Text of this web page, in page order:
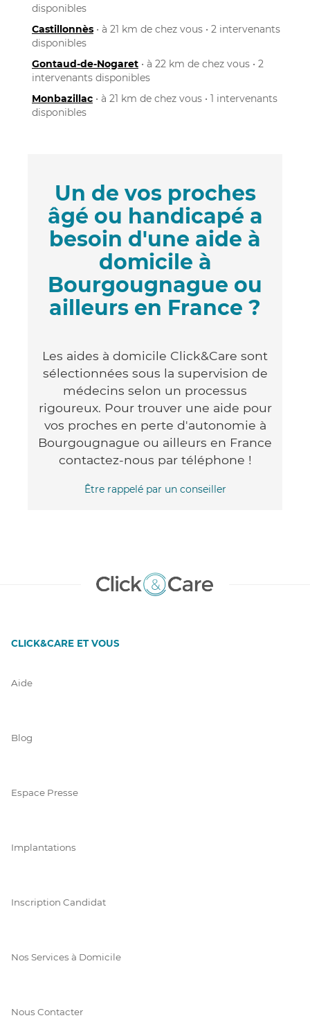
disponibles
Castillonnès • à 21 km de chez vous • 2 intervenants
disponibles
Gontaud-de-Nogaret • à 22 km de chez vous • 2
intervenants disponibles
Monbazillac • à 21 km de chez vous • 1 intervenants
disponibles
Un de vos proches
âgé ou handicapé a
besoin d'une aide à
domicile à
Bourgougnague ou
ailleurs en France ?
Les aides à domicile Click&Care sont
sélectionnées sous la supervision de
médecins selon un processus
rigoureux. Pour trouver une aide pour
vos proches en perte d'autonomie à
Bourgougnague ou ailleurs en France
contactez-nous par téléphone !
Être rappelé par un conseiller
CLICK&CARE ET VOUS
Aide
Blog
Espace Presse
Implantations
Inscription Candidat
Nos Services à Domicile
Nous Contacter